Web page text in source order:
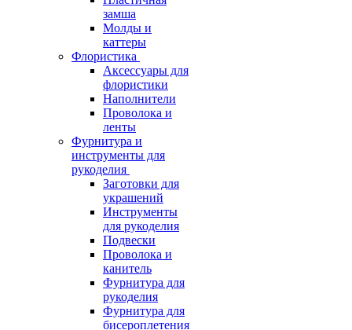
замша
Молды и
каттеры
Флористика
Аксессуары для
флористики
Наполнители
Проволока и
ленты
Фурнитура и
инструменты для
рукоделия
Заготовки для
украшений
Инструменты
для рукоделия
Подвески
Проволока и
канитель
Фурнитура для
рукоделия
Фурнитура для
бисероплетения